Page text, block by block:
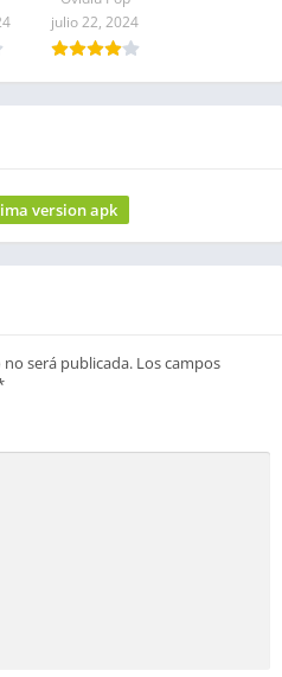
julio 22, 2024
version apk
será publicada. Los campos